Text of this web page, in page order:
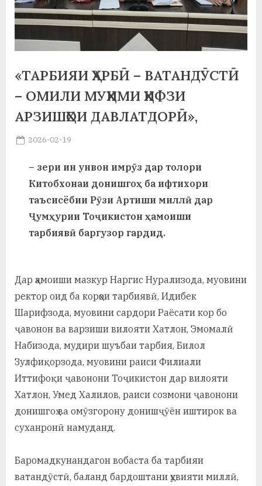
а
н
о
м
с
р
а
«ТАРБИЯИ ҲАРБӢ – ВАТАНДӮСТӢ
– ОМИЛИ МУҲИМИ ҲИФЗИ
АРЗИШҲОИ ДАВЛАТДОРӢ»,
Posted
2026-02-19
– зери ин унвон имрӯз дар толори
Китобхонаи донишгоҳ ба ифтихори
таъсисёбии Рӯзи Артиши миллӣ дар
Ҷумҳурии Тоҷикистон ҳамоиши
тарбиявӣ баргузор гардид.
Дар ҳамоиши мазкур Наргис Нурализода, муовини
ректор оид ба корҳои тарбиявӣ, Идибек
Шарифзода, муовини сардори Раёсати кор бо
ҷавонон ва варзиши вилояти Хатлон, Эмомалӣ
Набизода, мудири шуъбаи тарбия, Билол
Зулфиқорзода, муовини раиси Филиали
Иттифоқи ҷавонони Тоҷикистон дар вилояти
Хатлон, Умед Халилов, раиси созмони ҷавонони
донишгоҳ ва омӯзгорону донишҷӯён иштирок ва
суханронӣ намуданд.
Баромадкунандагон вобаста ба тарбияи
ватандӯстӣ, баланд бардоштани ҳувияти миллӣ,